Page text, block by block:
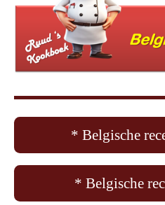
* Belgische
* Belgische